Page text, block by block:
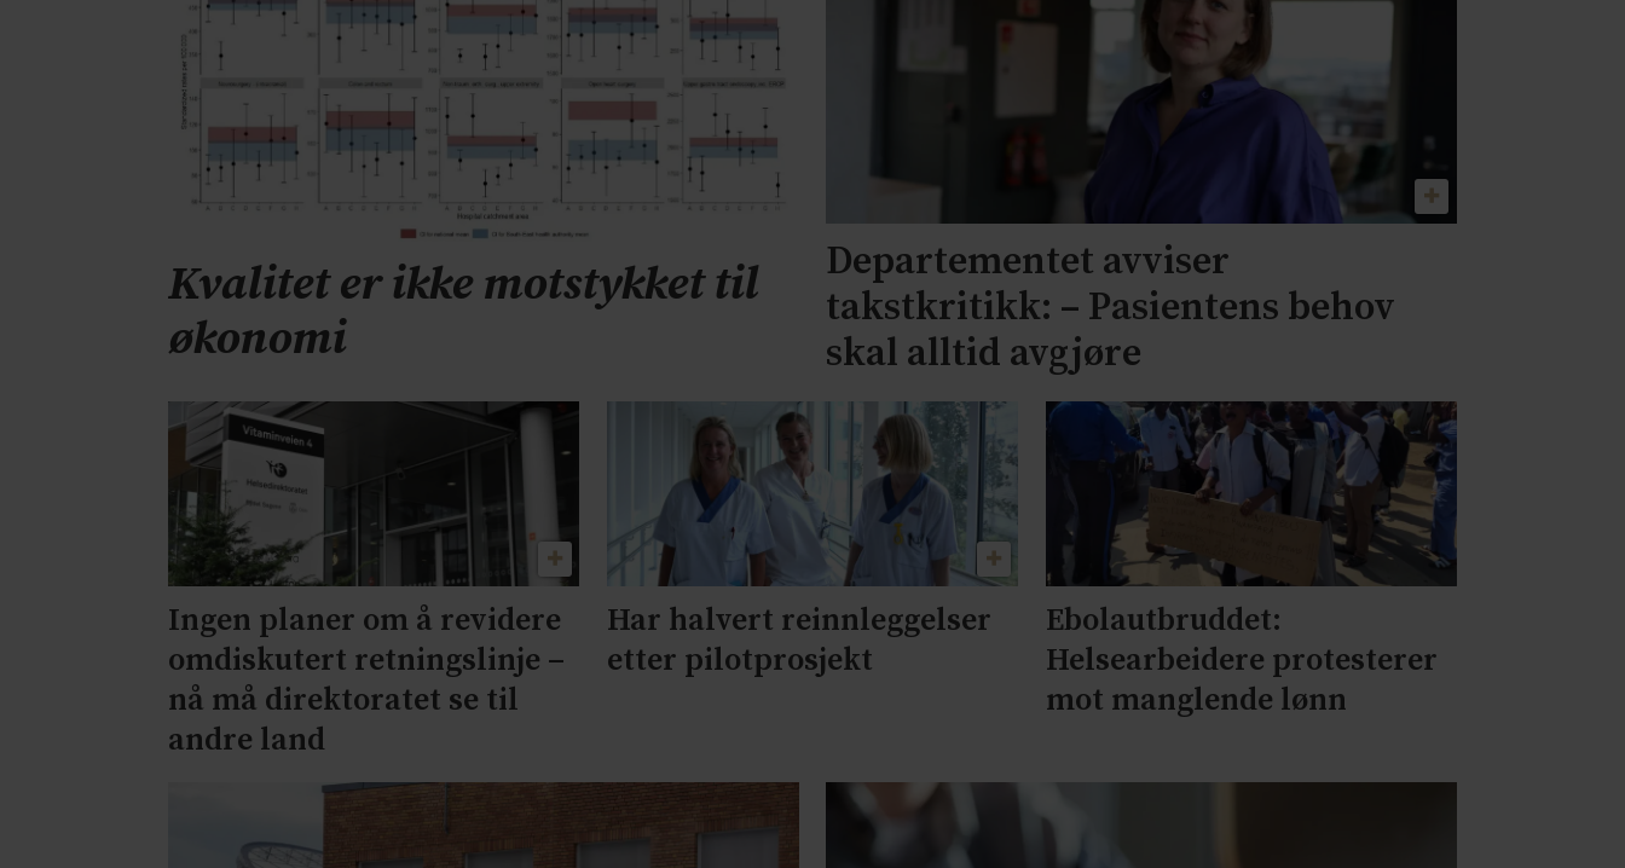
Kvalitet er ikke motstykket til
økonomi
Departementet avviser
takstkritikk: – Pasientens behov
skal alltid avgjøre
Ingen planer om å revidere
omdiskutert retningslinje –
nå må direktoratet se til
andre land
Har halvert reinnleggelser
etter pilotprosjekt
Ebolautbruddet:
Helsearbeidere protesterer
mot manglende lønn